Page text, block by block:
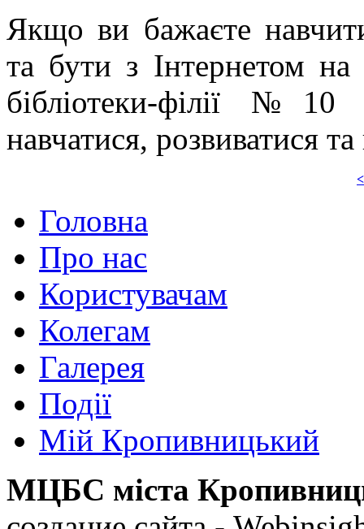
Якщо ви бажаєте
та бути з Інтернетом
бібліотеки-філії
навчатися, розвиватися
Головна
Про нас
Користувачам
Колегам
Галерея
Події
Мій Кропивницький
МЦБС міста